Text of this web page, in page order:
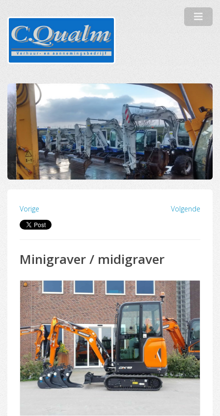
Vorige Volgende
Minigraver / midigraver